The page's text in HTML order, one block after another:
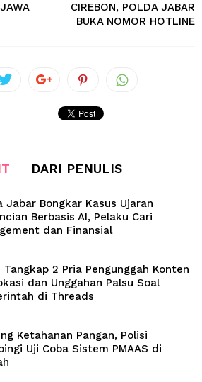
CIREBON, POLDA JABAR
BUKA NOMOR HOTLINE
DARI PENULIS
Jabar Bongkar Kasus Ujaran
Berbasis AI, Pelaku Cari
dan Finansial
Tangkap 2 Pria Pengunggah Konten
dan Unggahan Palsu Soal
di Threads
Ketahanan Pangan, Polisi
Uji Coba Sistem PMAAS di